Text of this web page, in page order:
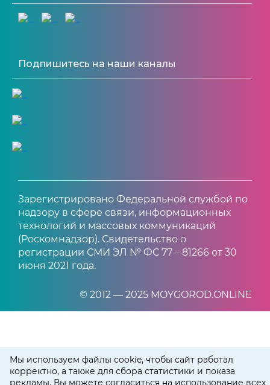
Мы используем файлы cookie, чтобы сайт работал
корректно, а также для сбора статистики и показа
рекламы. Вы можете согласиться на использование всех
Подпишитесь на наши каналы
Зарегистрировано Федеральной службой по
надзору в сфере связи, информационных
технологий и массовых коммуникаций
(Роскомнадзор). Свидетельство о
регистрации СМИ ЭЛ № ФС 77 – 81266 от 30
июня 2021 года.
© 2012 — 2025 MOYGOROD.ONLINE